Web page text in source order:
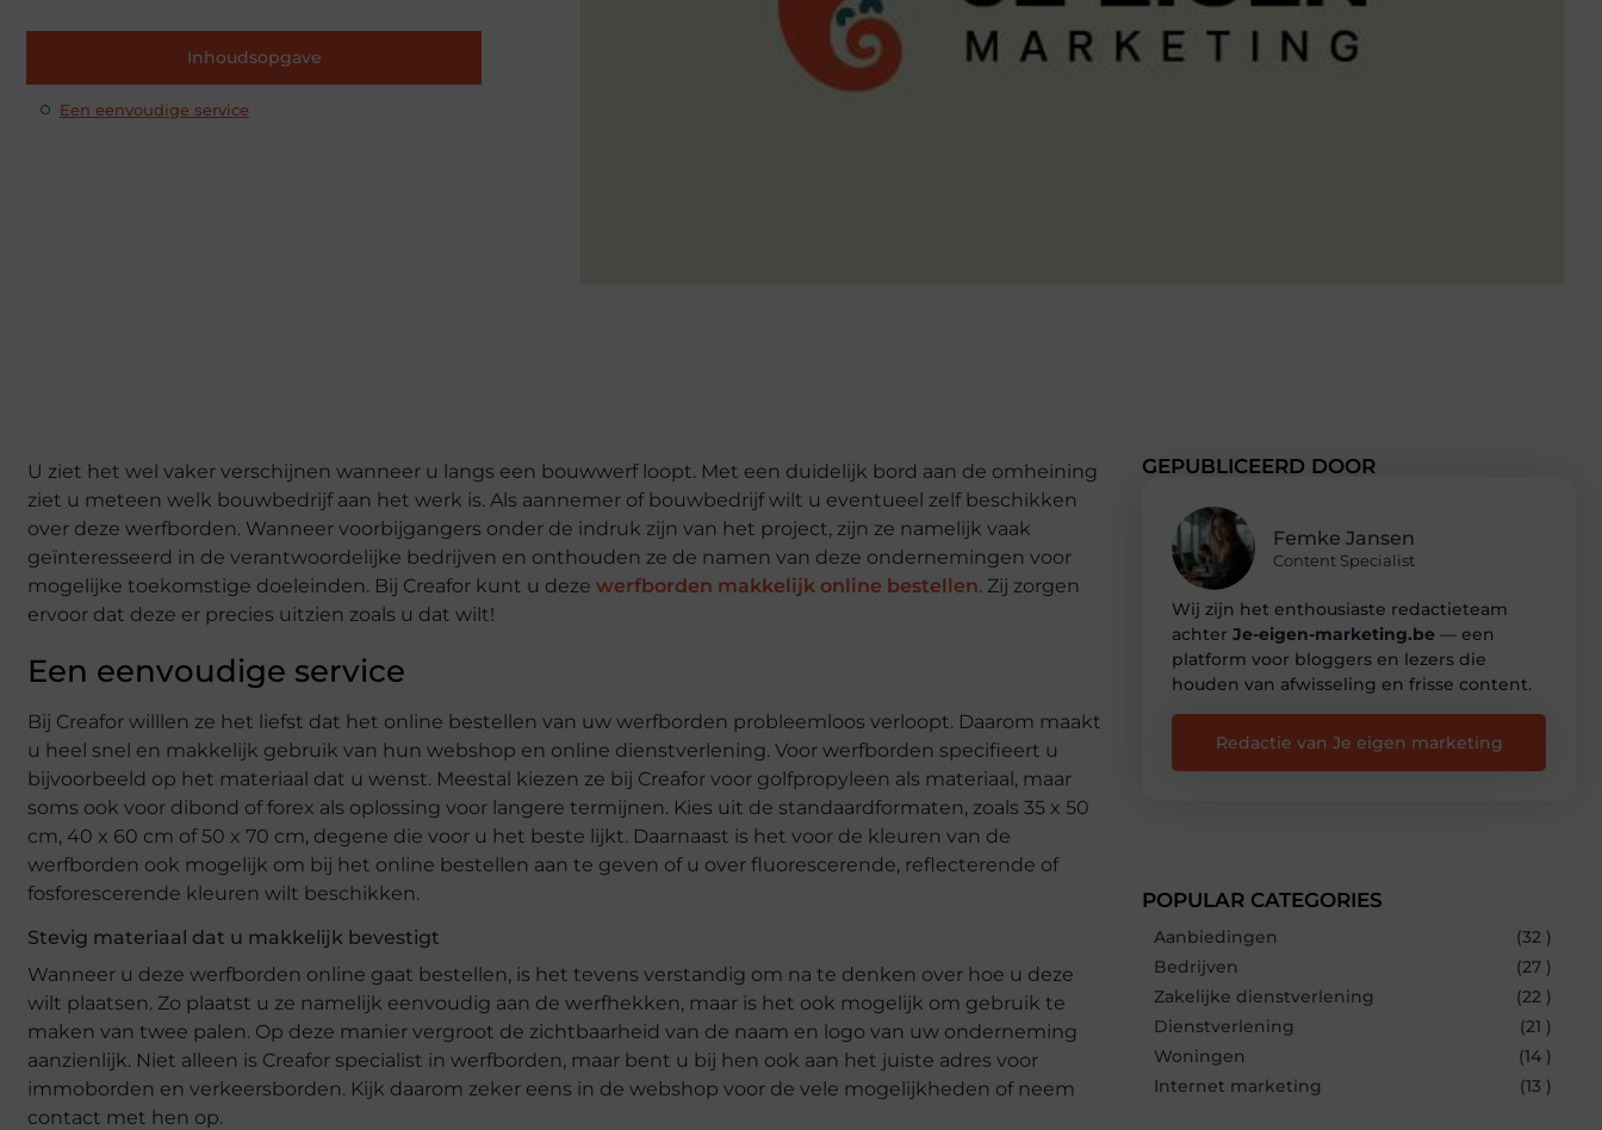
Inhoudsopgave
Een eenvoudige service
U ziet het wel vaker verschijnen wanneer u langs een bouwwerf loopt. Met een duidelijk bord aan de omheining
ziet u meteen welk bouwbedrijf aan het werk is. Als aannemer of bouwbedrijf wilt u eventueel zelf beschikken
over deze werfborden. Wanneer voorbijgangers onder de indruk zijn van het project, zijn ze namelijk vaak
geïnteresseerd in de verantwoordelijke bedrijven en onthouden ze de namen van deze ondernemingen voor
mogelijke toekomstige doeleinden. Bij Creafor kunt u deze werfborden makkelijk online bestellen. Zij zorgen
ervoor dat deze er precies uitzien zoals u dat wilt!
Een eenvoudige service
Bij Creafor willlen ze het liefst dat het online bestellen van uw werfborden probleemloos verloopt. Daarom maakt
u heel snel en makkelijk gebruik van hun webshop en online dienstverlening. Voor werfborden specifieert u
bijvoorbeeld op het materiaal dat u wenst. Meestal kiezen ze bij Creafor voor golfpropyleen als materiaal, maar
soms ook voor dibond of forex als oplossing voor langere termijnen. Kies uit de standaardformaten, zoals 35 x 50
cm, 40 x 60 cm of 50 x 70 cm, degene die voor u het beste lijkt. Daarnaast is het voor de kleuren van de
werfborden ook mogelijk om bij het online bestellen aan te geven of u over fluorescerende, reflecterende of
fosforescerende kleuren wilt beschikken.
Stevig materiaal dat u makkelijk bevestigt
Wanneer u deze werfborden online gaat bestellen, is het tevens verstandig om na te denken over hoe u deze
wilt plaatsen. Zo plaatst u ze namelijk eenvoudig aan de werfhekken, maar is het ook mogelijk om gebruik te
maken van twee palen. Op deze manier vergroot de zichtbaarheid van de naam en logo van uw onderneming
aanzienlijk. Niet alleen is Creafor specialist in werfborden, maar bent u bij hen ook aan het juiste adres voor
immoborden en verkeersborden. Kijk daarom zeker eens in de webshop voor de vele mogelijkheden of neem
contact met hen op.
GEPUBLICEERD DOOR
Femke Jansen
Content Specialist
Wij zijn het enthousiaste redactieteam
achter Je-eigen-marketing.be — een
platform voor bloggers en lezers die
houden van afwisseling en frisse content.
Redactie van Je eigen marketing
POPULAR CATEGORIES
Aanbiedingen
(32 )
Bedrijven
(27 )
Zakelijke dienstverlening
(22 )
Dienstverlening
(21 )
Woningen
(14 )
Internet marketing
(13 )